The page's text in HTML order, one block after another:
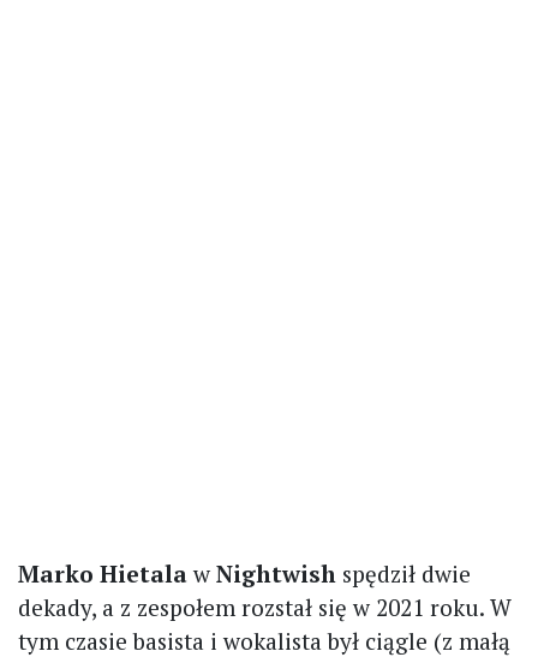
Marko Hietalaw Nightwish spędził dwie
dekady, a z zespołem rozstał się w 2021 roku. W
tym czasie basista i wokalista był ciągle (z małą